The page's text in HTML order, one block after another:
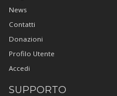
News
Contatti
Donazioni
Profilo Utente
Accedi
SUPPORTO